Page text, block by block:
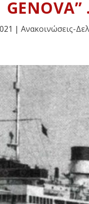
GENOVA” .
|Ανακοινώσεις-